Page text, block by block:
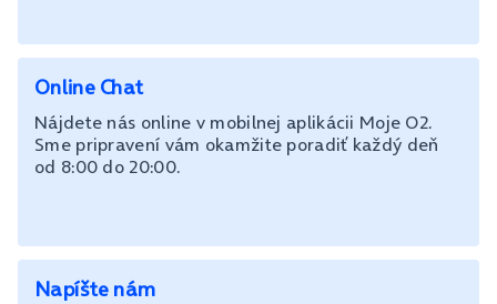
Online Chat
Nájdete nás online v mobilnej aplikácii Moje O2.
Sme pripravení vám okamžite poradiť každý deň
od 8:00 do 20:00.
Napíšte nám